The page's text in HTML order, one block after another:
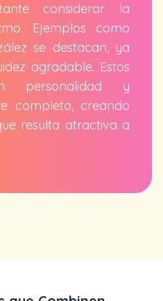
considerar la
Ejemplos como
se destacan, ya
agradable. Estos
personalidad y
completo, creando
resulta atractiva a